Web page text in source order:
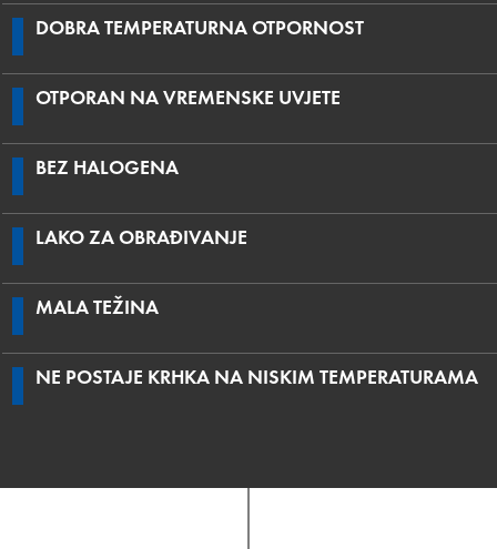
DOBRA TEMPERATURNA OTPORNOST
OTPORAN NA VREMENSKE UVJETE
BEZ HALOGENA
LAKO ZA OBRAĐIVANJE
MALA TEŽINA
NE POSTAJE KRHKA NA NISKIM TEMPERATURAMA